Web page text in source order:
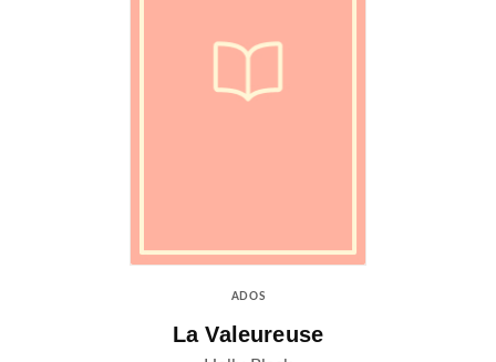
ADOS
La Valeureuse